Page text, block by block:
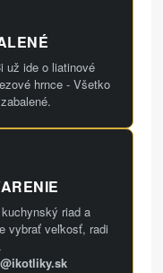
už ide o liatinové
hrnce - Všetko
riad a
vybrať veľkosť, radi